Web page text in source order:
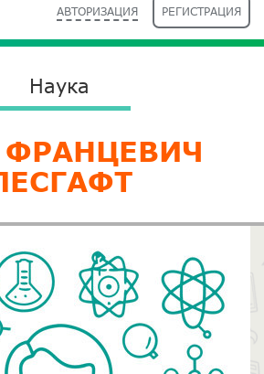
АВТОРИЗАЦИЯ РЕГИСТРАЦИЯ
Наука
ФРАНЦЕВИЧ